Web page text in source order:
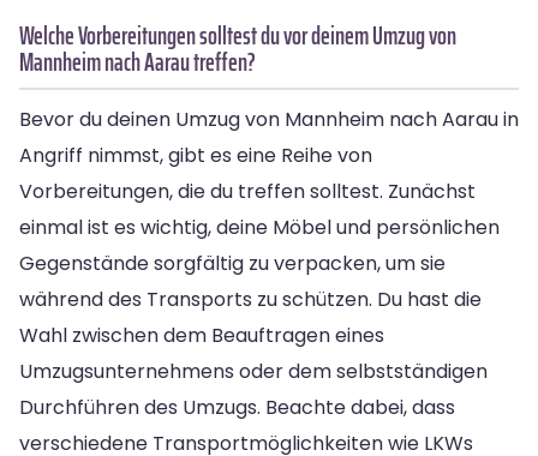
Welche Vorbereitungen solltest du vor deinem Umzug von
Mannheim nach Aarau treffen?
Bevor du deinen Umzug von Mannheim nach Aarau in
Angriff nimmst, gibt es eine Reihe von
Vorbereitungen, die du treffen solltest. Zunächst
einmal ist es wichtig, deine Möbel und persönlichen
Gegenstände sorgfältig zu verpacken, um sie
während des Transports zu schützen. Du hast die
Wahl zwischen dem Beauftragen eines
Umzugsunternehmens oder dem selbstständigen
Durchführen des Umzugs. Beachte dabei, dass
verschiedene Transportmöglichkeiten wie LKWs